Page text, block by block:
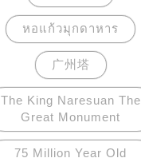
หอแก้วมุกดาหาร
广州塔
The King Naresuan The
Great Monument
75 Million Year Old